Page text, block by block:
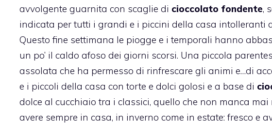
avvolgente guarnita con scaglie di cioccolato fondente,
indicata per tutti i grandi e i piccini della casa intolleranti
Questo fine settimana le piogge e i temporali hanno
un po’ il caldo afoso dei giorni scorsi. Una piccola
assolata che ha permesso di rinfrescare gli animi e…di
e i piccoli della casa con torte e dolci golosi e a base di
dolce al cucchiaio tra i classici, quello che non manca
avere sempre in casa, in inverno come in estate: fresco e